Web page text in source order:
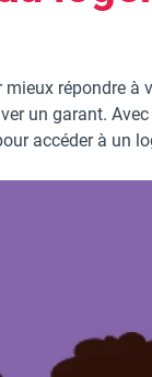
mieux répondre
un garant.
accéder à un